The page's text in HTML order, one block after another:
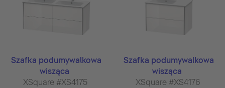
Szafka podumywalkowa
wisząca
XSquare #XS4175
Szafka podumywalkowa
wisząca
XSquare #XS4176